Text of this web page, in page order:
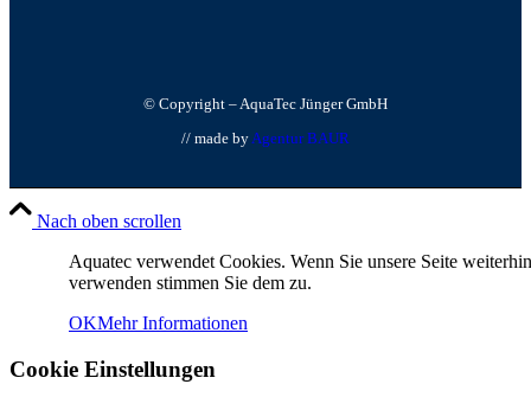
© Copyright – AquaTec Jünger GmbH
// made byAgentur BAUR
Nach oben scrollen
Aquatec verwendet Cookies. Wenn Sie unsere Seite weiterhin
verwenden stimmen Sie dem zu.
OKMehr Informationen
Cookie Einstellungen